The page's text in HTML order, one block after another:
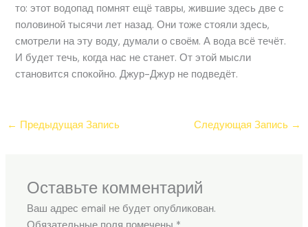
то: этот водопад помнят ещё тавры, жившие здесь две с
половиной тысячи лет назад. Они тоже стояли здесь,
смотрели на эту воду, думали о своём. А вода всё течёт.
И будет течь, когда нас не станет. От этой мысли
становится спокойно. Джур-Джур не подведёт.
← Предыдущая Запись Следующая Запись →
Оставьте комментарий
Ваш адрес email не будет опубликован.